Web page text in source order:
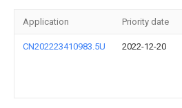
Application Priority date
CN202223410983.5U 2022-12-20